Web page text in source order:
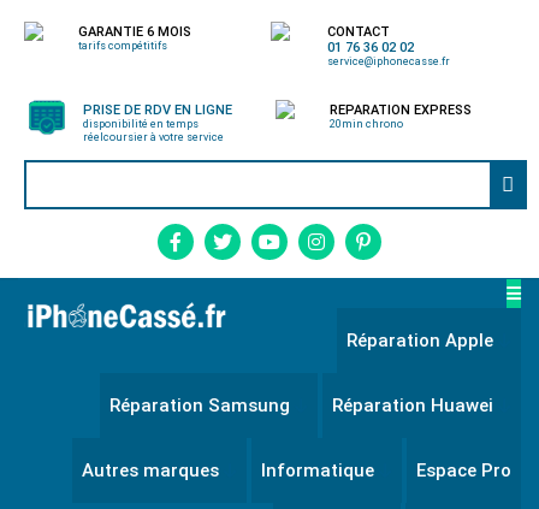
GARANTIE 6 MOIS
tarifs compétitifs
CONTACT
01 76 36 02 02
service@iphonecasse.fr
PRISE DE RDV EN LIGNE
disponibilité en temps
réelcoursier à votre service
REPARATION EXPRESS
20min chrono
Réparation Apple
Réparation Samsung Réparation Huawei
Autres marques Informatique Espace Pro